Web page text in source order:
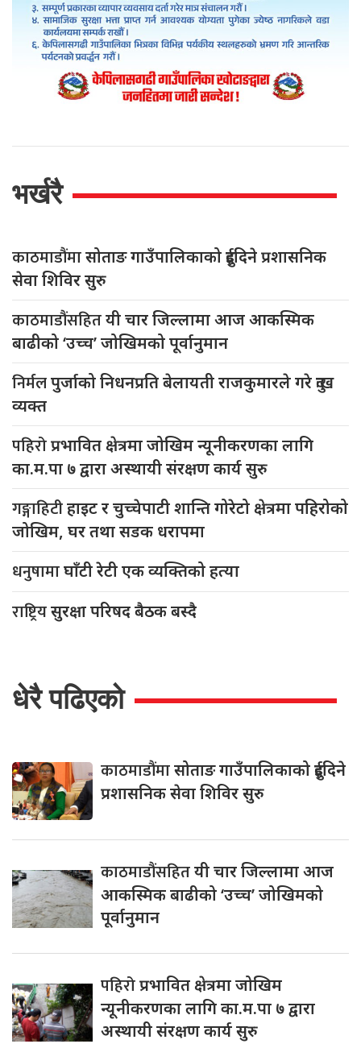
भर्खरै
काठमाडौंमासोताङ गाउँपालिकाको दुईदिने प्रशासनिक
सेवा शिविर सुरु
काठमाडौंसहितयी चार जिल्लामा आज आकस्मिक
बाढीको ‘उच्च’ जोखिमको पूर्वानुमान
निर्मलपुर्जाको निधनप्रति बेलायती राजकुमारले गरे दुःख
व्यक्त
पहिरोप्रभावित क्षेत्रमा जोखिम न्यूनीकरणका लागि
का.म.पा ७ द्वारा अस्थायी संरक्षण कार्य सुरु
गङ्गाहिटीहाइट र चुच्चेपाटी शान्ति गोरेटो क्षेत्रमा पहिरोको
जोखिम, घर तथा सडक धरापमा
धनुषामाघाँटी रेटी एक व्यक्तिको हत्या
राष्ट्रियसुरक्षा परिषद बैठक बस्दै
धेरै पढिएको
काठमाडौंमासोताङ गाउँपालिकाको दुईदिने
प्रशासनिक सेवा शिविर सुरु
काठमाडौंसहितयी चार जिल्लामा आज
आकस्मिक बाढीको ‘उच्च’ जोखिमको
पूर्वानुमान
पहिरोप्रभावित क्षेत्रमा जोखिम
न्यूनीकरणका लागि का.म.पा ७ द्वारा
अस्थायी संरक्षण कार्य सुरु